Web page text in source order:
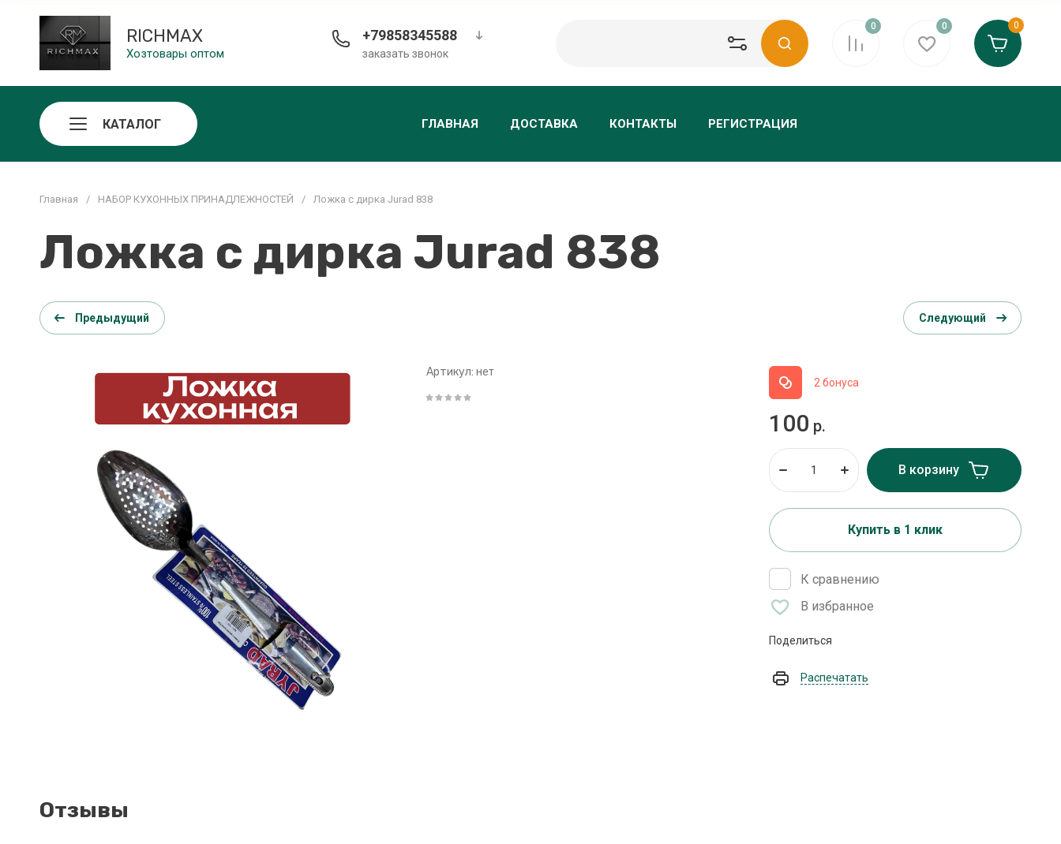
RICHMAX
Хозтовары оптом
+79858345588
заказать звонок
0 0 0
КАТАЛОГ ГЛАВНАЯ ДОСТАВКА КОНТАКТЫ РЕГИСТРАЦИЯ
Главная / НАБОР КУХОННЫХ ПРИНАДЛЕЖНОСТЕЙ / Ложка с дирка Jurad 838
Ложка с дирка Jurad 838
Предыдущий Следующий
Артикул: нет
2 бонуса
100 р.
В корзину
Купить в 1 клик
К сравнению
В избранное
Поделиться
Распечатать
Отзывы